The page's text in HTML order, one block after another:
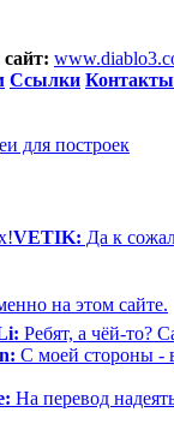
Ссылки Контакты
для построек
VETIK: Да к
на этом сайте.
Ребят, а чёй-то?
С моей стороны -
На перевод